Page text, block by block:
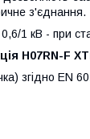
з'єднання.
1 кВ - при
H07RN-F
згідно EN